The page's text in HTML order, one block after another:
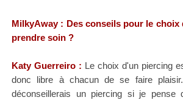
MilkyAway : Des conseils pour le
prendre soin ?
Katy Guerreiro : Le choix d'un piercing
donc libre à chacun de se faire
déconseillerais un piercing si je pense